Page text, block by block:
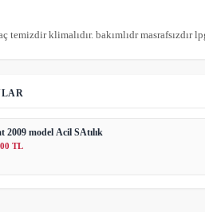
araç temizdir klimalıdır.
2009 model Acil SAtılık
TL